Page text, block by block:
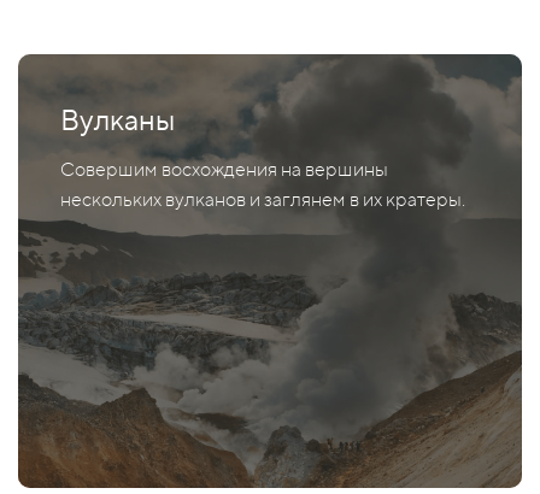
Вулканы
Совершим восхождения на вершины
нескольких вулканов и заглянем в их кратеры.